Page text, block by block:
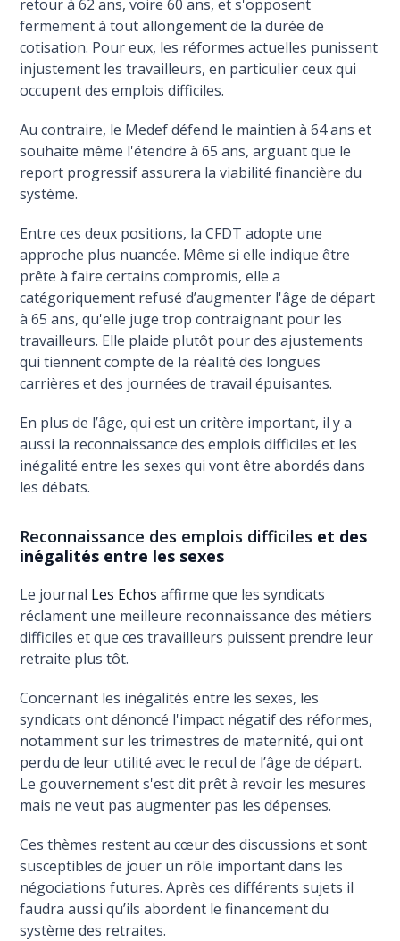
retour à 62 ans, voire 60 ans, et s'opposent
fermement à tout allongement de la durée de
cotisation. Pour eux, les réformes actuelles punissent
injustement les travailleurs, en particulier ceux qui
occupent des emplois difficiles.
Au contraire, le Medef défend le maintien à 64 ans et
souhaite même l'étendre à 65 ans, arguant que le
report progressif assurera la viabilité financière du
système.
Entre ces deux positions, la CFDT adopte une
approche plus nuancée. Même si elle indique être
prête à faire certains compromis, elle a
catégoriquement refusé d’augmenter l'âge de départ
à 65 ans, qu'elle juge trop contraignant pour les
travailleurs. Elle plaide plutôt pour des ajustements
qui tiennent compte de la réalité des longues
carrières et des journées de travail épuisantes.
En plus de l’âge, qui est un critère important, il y a
aussi la reconnaissance des emplois difficiles et les
inégalité entre les sexes qui vont être abordés dans
les débats.
Reconnaissance des emplois difficiles et des
inégalités entre les sexes
Le journal Les Echos affirme que les syndicats
réclament une meilleure reconnaissance des métiers
difficiles et que ces travailleurs puissent prendre leur
retraite plus tôt.
Concernant les inégalités entre les sexes, les
syndicats ont dénoncé l'impact négatif des réformes,
notamment sur les trimestres de maternité, qui ont
perdu de leur utilité avec le recul de l’âge de départ.
Le gouvernement s'est dit prêt à revoir les mesures
mais ne veut pas augmenter pas les dépenses.
Ces thèmes restent au cœur des discussions et sont
susceptibles de jouer un rôle important dans les
négociations futures. Après ces différents sujets il
faudra aussi qu’ils abordent le financement du
système des retraites.